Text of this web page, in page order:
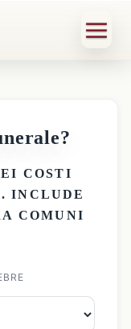
COSTI
. INCLUDE
COMUNI